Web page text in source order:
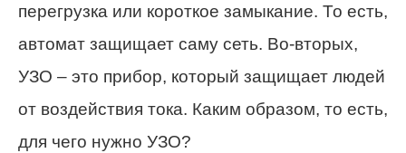
перегрузка или короткое замыкание. То есть,
автомат защищает саму сеть. Во-вторых,
УЗО – это прибор, который защищает людей
от воздействия тока. Каким образом, то есть,
для чего нужно УЗО?